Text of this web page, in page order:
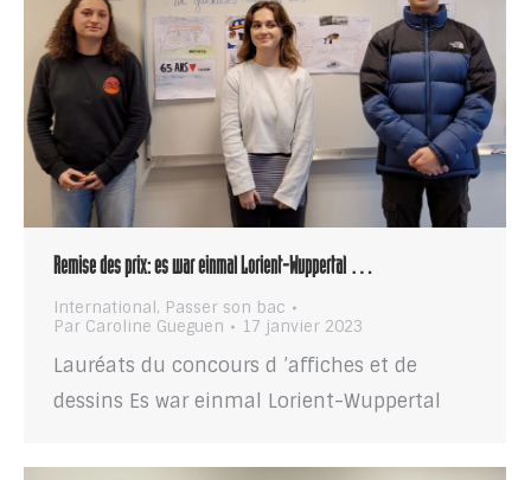
Remise des prix: es war einmal Lorient-Wuppertal …
International, Passer son bac
Par Caroline Gueguen 17 janvier 2023
Lauréats du concours d ’affiches et de
dessins Es war einmal Lorient-Wuppertal